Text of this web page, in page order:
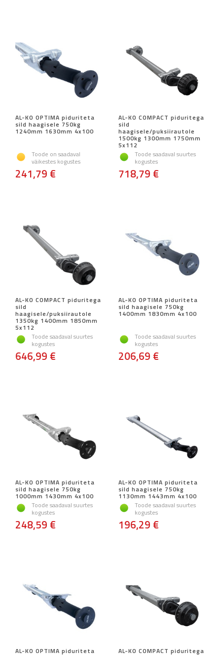
AL-KO OPTIMA piduriteta
sild haagisele 750kg
1240mm 1630mm 4x100
Toode on saadaval
väikestes kogustes
241,79 €
AL-KO COMPACT piduritega
sild
haagisele/puksiirautole
1500kg 1300mm 1750mm
5x112
Toode saadaval suurtes
kogustes
718,79 €
AL-KO COMPACT piduritega
sild
haagisele/puksiirautole
1350kg 1400mm 1850mm
5x112
Toode saadaval suurtes
kogustes
646,99 €
AL-KO OPTIMA piduriteta
sild haagisele 750kg
1400mm 1830mm 4x100
Toode saadaval suurtes
kogustes
206,69 €
AL-KO OPTIMA piduriteta
sild haagisele 750kg
1000mm 1430mm 4x100
Toode saadaval suurtes
kogustes
248,59 €
AL-KO OPTIMA piduriteta
sild haagisele 750kg
1130mm 1443mm 4x100
Toode saadaval suurtes
kogustes
196,29 €
AL-KO OPTIMA piduriteta AL-KO COMPACT piduritega